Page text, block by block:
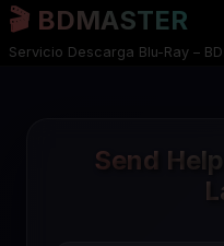
🎬 BDMASTER
Servicio Descarga Blu-Ray –
Send